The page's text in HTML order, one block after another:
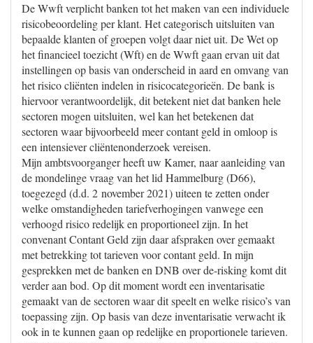
De Wwft verplicht banken tot het maken van een individuele
risicobeoordeling per klant. Het categorisch uitsluiten van
bepaalde klanten of groepen volgt daar niet uit. De Wet op
het financieel toezicht (Wft) en de Wwft gaan ervan uit dat
instellingen op basis van onderscheid in aard en omvang van
het risico cliënten indelen in risicocategorieën. De bank is
hiervoor verantwoordelijk, dit betekent niet dat banken hele
sectoren mogen uitsluiten, wel kan het betekenen dat
sectoren waar bijvoorbeeld meer contant geld in omloop is
een intensiever cliëntenonderzoek vereisen.
Mijn ambtsvoorganger heeft uw Kamer, naar aanleiding van
de mondelinge vraag van het lid Hammelburg (D66),
toegezegd (d.d. 2 november 2021) uiteen te zetten onder
welke omstandigheden tariefverhogingen vanwege een
verhoogd risico redelijk en proportioneel zijn. In het
convenant Contant Geld zijn daar afspraken over gemaakt
met betrekking tot tarieven voor contant geld. In mijn
gesprekken met de banken en DNB over de-risking komt dit
verder aan bod. Op dit moment wordt een inventarisatie
gemaakt van de sectoren waar dit speelt en welke risico’s van
toepassing zijn. Op basis van deze inventarisatie verwacht ik
ook in te kunnen gaan op redelijke en proportionele tarieven.